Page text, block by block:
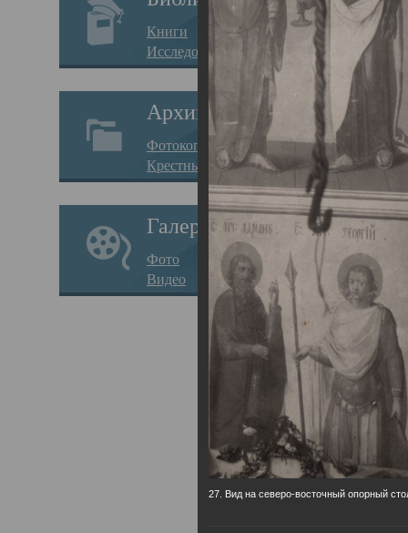
Книги
Исследования
Архив
Фотокопии дел
Крестные ходы
Галерея
Фото
Видео
27. Вид на северо-восточный опорный